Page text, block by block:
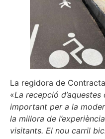
La regidora de
«La recepció
important per a la
la millora de
visitants. El nou carril